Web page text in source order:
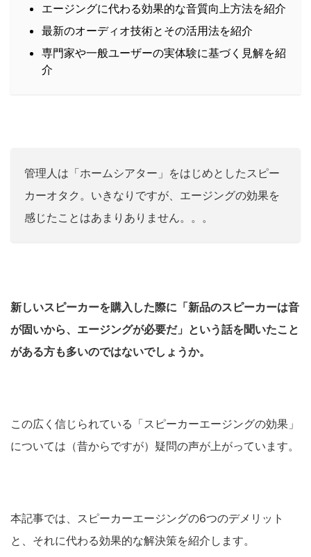
エージングに代わる効果的な音質向上方法を紹介
最新のオーディオ技術とその活用法を紹介
専門家や一般ユーザーの実体験に基づく見解を紹
介
管理人は「ホームシアター」をはじめとしたスピー
カーオタク。いきなりですが、エージングの効果を
感じたことはあまりありません。。。
新しいスピーカーを購入した際に「新品のスピーカーは音
が固いから、エージングが必要だ」という話を聞いたこと
がある方も多いのではないでしょうか。
この広く信じられている「スピーカーエージングの効果」
については（昔からですが）疑問の声が上がっています。
本記事では、スピーカーエージングの6つのデメリット
と、それに代わる効果的な解決策を紹介します。